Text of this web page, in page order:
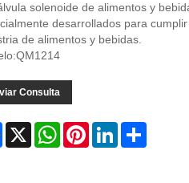
solenoide de alimentos y
desarrollados para
de alimentos y bebidas.
Consulta
Facebook
X WhatsAppPinterestLinkedInShare